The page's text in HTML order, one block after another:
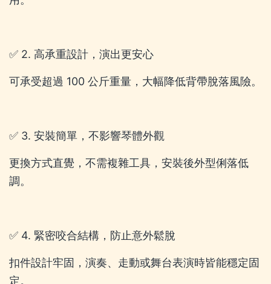
✅ 2. 高承重設計，演出更安心
可承受超過 100 公斤重量，大幅降低背帶脫落風險。
✅ 3. 安裝簡單，不影響琴體外觀
更換方式直覺，不需複雜工具，安裝後外型俐落低
調。
✅ 4. 緊密咬合結構，防止意外鬆脫
扣件設計牢固，演奏、走動或舞台表演時皆能穩定固
定。